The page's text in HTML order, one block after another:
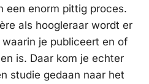
een enorm pittig proces.
als hoogleraar wordt er
je publiceert en of
is. Daar kom je echter
studie gedaan naar het